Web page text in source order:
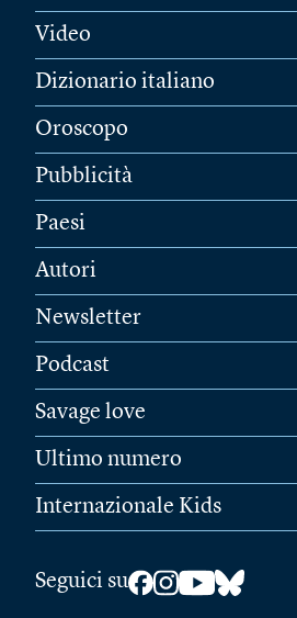
Video
Dizionario italiano
Oroscopo
Pubblicità
Paesi
Autori
Newsletter
Podcast
Savage love
Ultimo numero
Internazionale Kids
Seguici su